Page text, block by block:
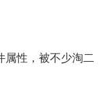
属性，被不少淘二